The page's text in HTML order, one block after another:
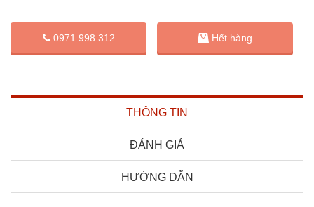
0971 998 312 Hết hàng
THÔNG TIN
ĐÁNH GIÁ
HƯỚNG DẪN